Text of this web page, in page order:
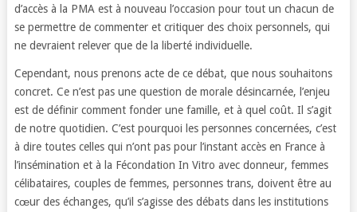
d’accès à la PMA est à nouveau l’occasion pour tout un chacun de
se permettre de commenter et critiquer des choix personnels, qui
ne devraient relever que de la liberté individuelle.
Cependant, nous prenons acte de ce débat, que nous souhaitons
concret. Ce n’est pas une question de morale désincarnée, l’enjeu
est de définir comment fonder une famille, et à quel coût. Il s’agit
de notre quotidien. C’est pourquoi les personnes concernées, c’est
à dire toutes celles qui n’ont pas pour l’instant accès en France à
l’insémination et à la Fécondation In Vitro avec donneur, femmes
célibataires, couples de femmes, personnes trans, doivent être au
cœur des échanges, qu’il s’agisse des débats dans les institutions